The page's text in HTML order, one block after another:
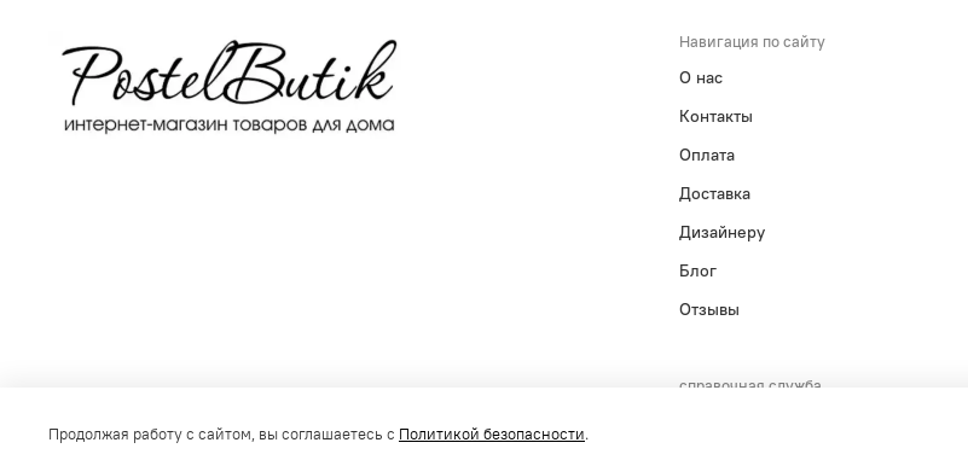
Навигация по сайту
О нас
Контакты
Оплата
Доставка
Дизайнеру
Блог
Отзывы
справочная служба
Продолжая работу с сайтом, вы соглашаетесь с Политикой безопасности.